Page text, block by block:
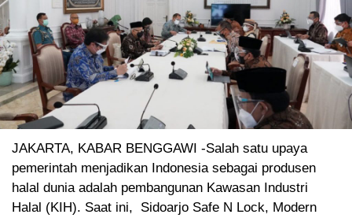
JAKARTA, KABAR BENGGAWI -Salah satu upaya
pemerintah menjadikan Indonesia sebagai produsen
halal dunia adalah pembangunan Kawasan Industri
Halal (KIH). Saat ini, Sidoarjo Safe N Lock, Modern